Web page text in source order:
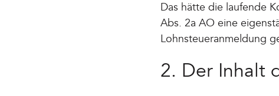
Das hätte die laufende
Abs. 2a AO eine
Lohnsteueranmeldung
2. Der Inhalt